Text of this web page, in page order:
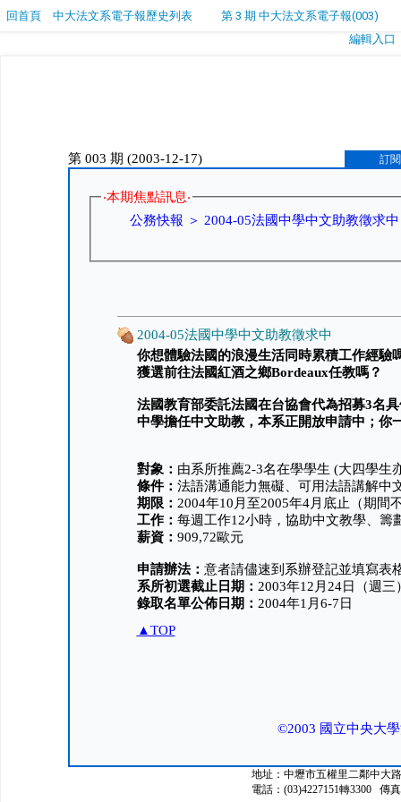
回首頁 中大法文系電子報歷史列表
第 3 期 中大法文系電子報(003)
編輯入口